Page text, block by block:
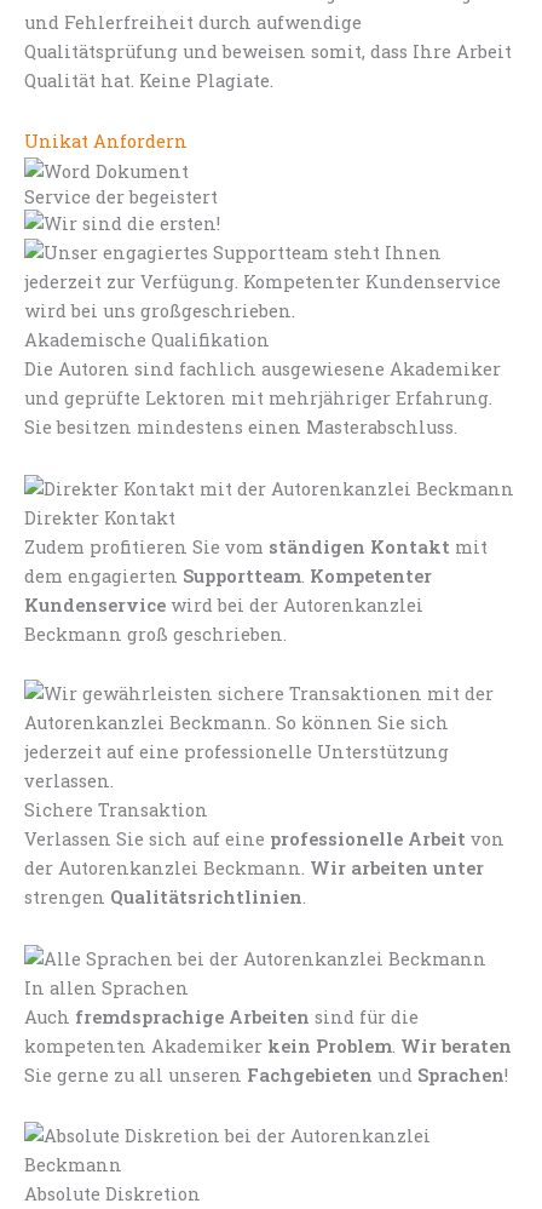
und Fehlerfreiheit durch aufwendige
Qualitätsprüfung und beweisen somit, dass Ihre Arbeit
Qualität hat. Keine Plagiate.
Unikat Anfordern
Service der begeistert
Akademische Qualifikation
Die Autoren sind fachlich ausgewiesene Akademiker
und geprüfte Lektoren mit mehrjähriger Erfahrung.
Sie besitzen mindestens einen Masterabschluss.
Direkter Kontakt
Zudem profitieren Sie vom ständigen Kontakt mit
dem engagierten Supportteam. Kompetenter
Kundenservice wird bei der Autorenkanzlei
Beckmann groß geschrieben.
Sichere Transaktion
Verlassen Sie sich auf eine professionelle Arbeit von
der Autorenkanzlei Beckmann. Wir arbeiten unter
strengen Qualitätsrichtlinien.
In allen Sprachen
Auch fremdsprachige Arbeiten sind für die
kompetenten Akademiker kein Problem. Wir beraten
Sie gerne zu all unseren Fachgebieten und Sprachen!
Absolute Diskretion